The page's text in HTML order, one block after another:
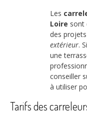
Les
Loire sont
des
extérieur.
une
conseiller
à utiliser
Tarifs des